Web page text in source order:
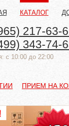
КАТАЛОГ
217-63-
343-74-
с 10:00 до 22:00
ПРИЕМ НА